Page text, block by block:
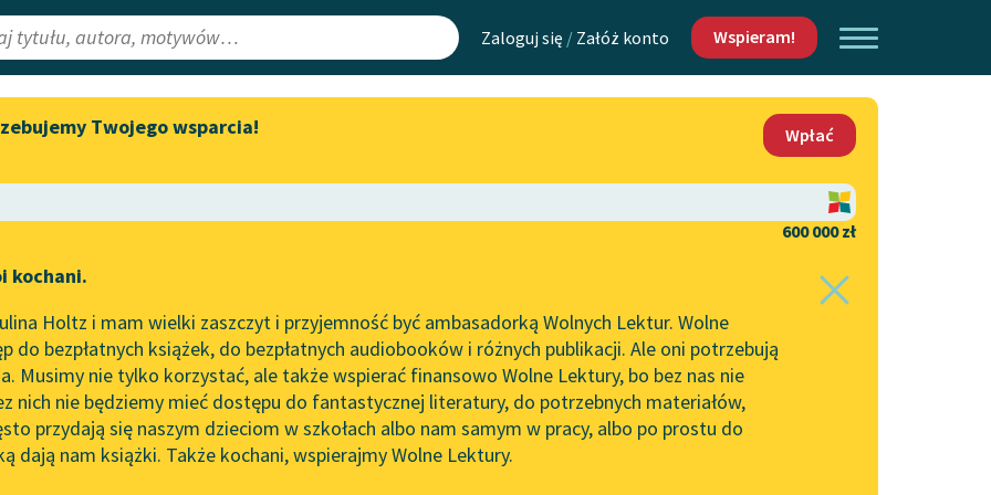
Zaloguj się / Załóż konto Wspieram!
Lektury
redakcyjne
Aktualności
Spotkanie z Katarzyną Tunkiel
do słuchania na Wolnych
Lekturach
Nowy audiobook – „Marzenie
o Oriencie” Sophie Elkan
Kolekcja Nadwyraz.com x
Wolne Lektury – idealna na
Mapa Wolnych Lektur
Leśmianator
API
OAI-PMH
Widget Wolnych Lektur
Kontakt
O projekcie
Zasady wykorzystania
Wolnych Lektur
Logotypy
Materiały promocyjne
Twojego wsparcia!
Wpłać
600 000 zł
kochani.
Holtz i mam wielki zaszczyt i przyjemność być ambasadorką Wolnych Lektur. Wolne
do bezpłatnych książek, do bezpłatnych audiobooków i różnych publikacji. Ale oni potrzebują
Musimy nie tylko korzystać, ale także wspierać finansowo Wolne Lektury, bo bez nas nie
nich nie będziemy mieć dostępu do fantastycznej literatury, do potrzebnych materiałów,
przydają się naszym dzieciom w szkołach albo nam samym w pracy, albo po prostu do
dają nam książki. Także kochani, wspierajmy Wolne Lektury.
Pamiętnik✖ Epika✖